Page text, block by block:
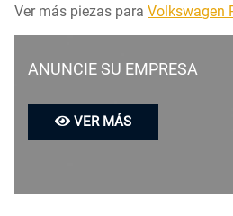
Ver más piezas para Volkswagen
ANUNCIE SU EMPRESA
VER MÁS